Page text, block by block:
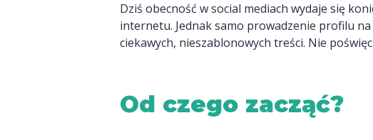
Dziś obecność w social mediach wydaje się
internetu. Jednak samo prowadzenie profilu
ciekawych, nieszablonowych treści. Nie
Od czego zacząć?